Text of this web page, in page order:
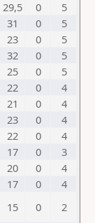
29,5 0
5
31 0
5
23 0
5
32 0
5
25 0
5
22 0
4
21 0
4
23 0
4
22 0
4
17 0
3
20 0
4
17 0
4
15 0 2